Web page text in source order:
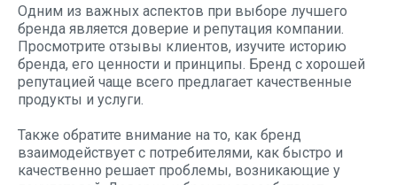
Одним из важных аспектов при выборе лучшего
бренда является доверие и репутация компании.
Просмотрите отзывы клиентов, изучите историю
бренда, его ценности и принципы. Бренд с хорошей
репутацией чаще всего предлагает качественные
продукты и услуги.
Также обратите внимание на то, как бренд
взаимодействует с потребителями, как быстро и
качественно решает проблемы, возникающие у